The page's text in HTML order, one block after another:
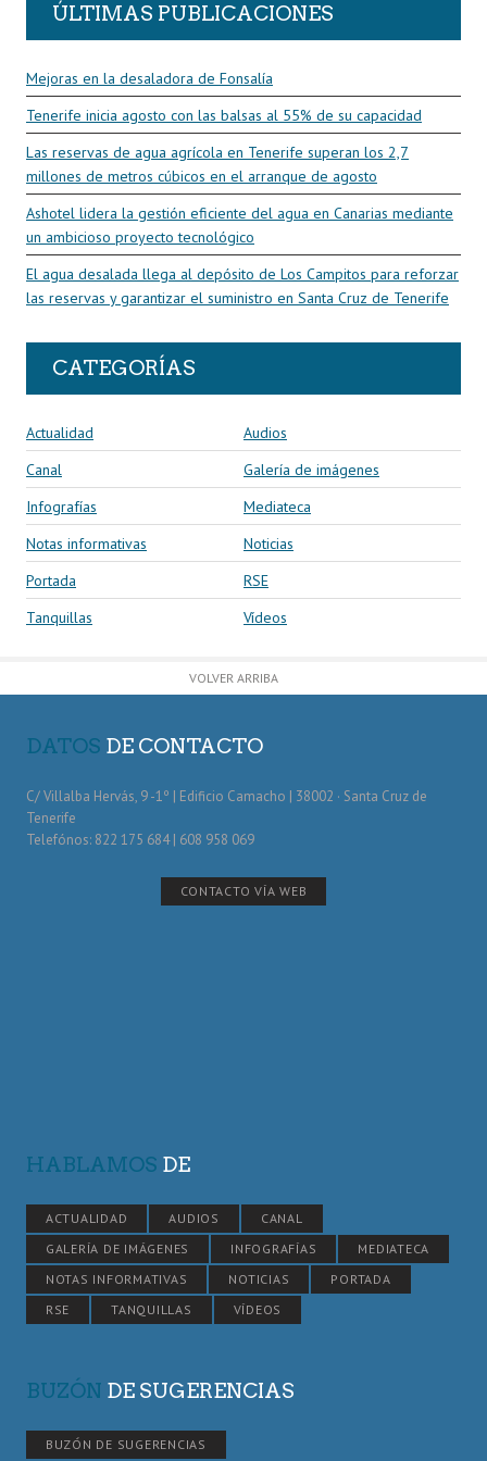
ÚLTIMAS PUBLICACIONES
Mejoras en la desaladora de Fonsalía
Tenerife inicia agosto con las balsas al 55% de su capacidad
Las reservas de agua agrícola en Tenerife superan los 2,7
millones de metros cúbicos en el arranque de agosto
Ashotel lidera la gestión eficiente del agua en Canarias mediante
un ambicioso proyecto tecnológico
El agua desalada llega al depósito de Los Campitos para reforzar
las reservas y garantizar el suministro en Santa Cruz de Tenerife
CATEGORÍAS
Actualidad
Audios
Canal
Galería de imágenes
Infografías
Mediateca
Notas informativas
Noticias
Portada
RSE
Tanquillas
Vídeos
VOLVER ARRIBA
DATOS DE CONTACTO
C/ Villalba Hervás, 9 -1º | Edificio Camacho | 38002 · Santa Cruz de
Tenerife
Telefónos: 822 175 684 | 608 958 069
CONTACTO VÍA WEB
HABLAMOS DE
ACTUALIDAD AUDIOS
CANAL
GALERÍA DE IMÁGENES
INFOGRAFÍAS
MEDIATECA
NOTAS INFORMATIVAS
NOTICIAS
PORTADA
RSE
TANQUILLAS VÍDEOS
BUZÓN DE SUGERENCIAS
BUZÓN DE SUGERENCIAS